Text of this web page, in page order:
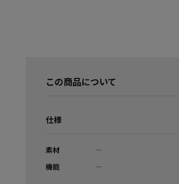
この商品について
仕様
素材
―
機能
―